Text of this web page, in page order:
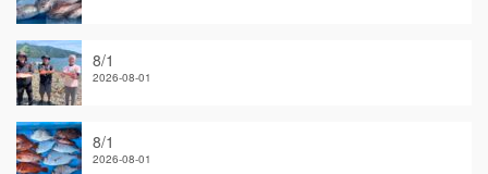
8/1
2026-08-01
8/1
2026-08-01